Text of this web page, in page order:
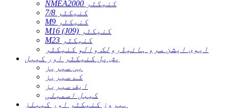
NMEA2000 کنیکٹر
7/8 کنیکٹر
M9 کنیکٹر
M16 (J09) کنیکٹر
M23 کنیکٹر
ایوی ایشن سرو ہائیڈرولک والو کنیکٹر
پش پل کنیکٹر اور کیبل
بی سیریز
کے سیریز
ایف سیریز
کیبل اسمبلی
ہیروز کنیکٹر اور کیبلز